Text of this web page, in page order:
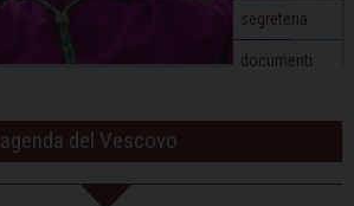
segreteria
documenti
agenda del Vescovo